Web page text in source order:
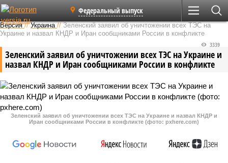
Федеральный выпуск
Версия //Украина //Зеленский заявил об уничтожении всех ТЭС на
Украине и назвал КНДР и Иран сообщниками России в конфликте
Зеленский заявил об уничтожении всех ТЭС на Украине и
назвал КНДР и Иран сообщниками России в конфликте
3339
Зеленский заявил об уничтожении всех ТЭС на Украине и назвал КНДР и
Иран сообщниками России в конфликте (фото: pxhere.com)